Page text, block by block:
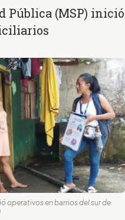
Pública (MSP) inició
operativos en barrios del sur de